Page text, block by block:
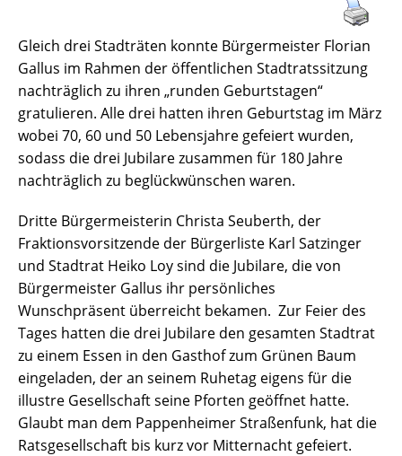
Gleich drei Stadträten konnte Bürgermeister Florian
Gallus im Rahmen der öffentlichen Stadtratssitzung
nachträglich zu ihren „runden Geburtstagen“
gratulieren. Alle drei hatten ihren Geburtstag im März
wobei 70, 60 und 50 Lebensjahre gefeiert wurden,
sodass die drei Jubilare zusammen für 180 Jahre
nachträglich zu beglückwünschen waren.
Dritte Bürgermeisterin Christa Seuberth, der
Fraktionsvorsitzende der Bürgerliste Karl Satzinger
und Stadtrat Heiko Loy sind die Jubilare, die von
Bürgermeister Gallus ihr persönliches
Wunschpräsent überreicht bekamen. Zur Feier des
Tages hatten die drei Jubilare den gesamten Stadtrat
zu einem Essen in den Gasthof zum Grünen Baum
eingeladen, der an seinem Ruhetag eigens für die
illustre Gesellschaft seine Pforten geöffnet hatte.
Glaubt man dem Pappenheimer Straßenfunk, hat die
Ratsgesellschaft bis kurz vor Mitternacht gefeiert.